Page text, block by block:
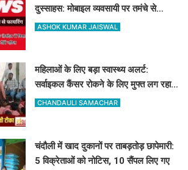
दुस्साहस: मोबाइल व्यवसायी पर तमंचे से
फायरिंग, हाथ में लगी गोली
ASHOK KUMAR JAISWAL
महिलाओं के लिए बड़ा स्वास्थ्य अलर्ट:
सर्वाइकल कैंसर रोकने के लिए मुफ्त लग रहा
HPV का टीका
CHANDAULI SAMACHAR
चंदौली में खाद दुकानों पर ताबड़तोड़ छापेमारी:
5 विक्रेताओं को नोटिस, 10 सैंपल लिए गए